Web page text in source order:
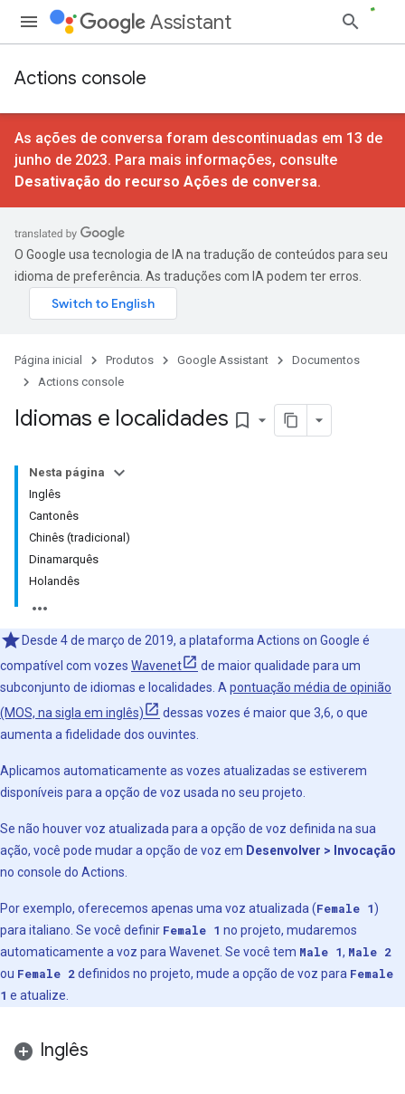
Assistant
Actions console
As ações de conversa foram descontinuadas em 13 de
junho de 2023. Para mais informações, consulte
Desativação do recurso Ações de conversa.
O Google usa tecnologia de IA na tradução de conteúdos para seu
idioma de preferência. As traduções com IA podem ter erros.
Página inicial Produtos Google Assistant
Documentos
Actions console
Idiomas e localidades bookmark_border
Nesta página
Inglês
Cantonês
Chinês (tradicional)
Dinamarquês
Holandês
Desde 4 de março de 2019, a plataforma Actions on Google é
compatível com vozes Wavenet
de maior qualidade para um
subconjunto de idiomas e localidades. A pontuação média de opinião
(MOS, na sigla em inglês)
dessas vozes é maior que 3,6, o que
aumenta a fidelidade dos ouvintes.
Aplicamos automaticamente as vozes atualizadas se estiverem
disponíveis para a opção de voz usada no seu projeto.
Se não houver voz atualizada para a opção de voz definida na sua
ação, você pode mudar a opção de voz em Desenvolver > Invocação
no console do Actions.
Por exemplo, oferecemos apenas uma voz atualizada (Female 1)
para italiano. Se você definir Female 1 no projeto, mudaremos
automaticamente a voz para Wavenet. Se você tem Male 1, Male 2
ou Female 2definidos no projeto, mude a opção de voz para Female
1 e atualize.
Inglês